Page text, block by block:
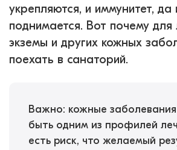
укрепляются, и иммунитет,
поднимается. Вот почему для
экземы и других кожных
поехать в санаторий.
Важно: кожные
быть одним из профилей
есть риск, что желаемый